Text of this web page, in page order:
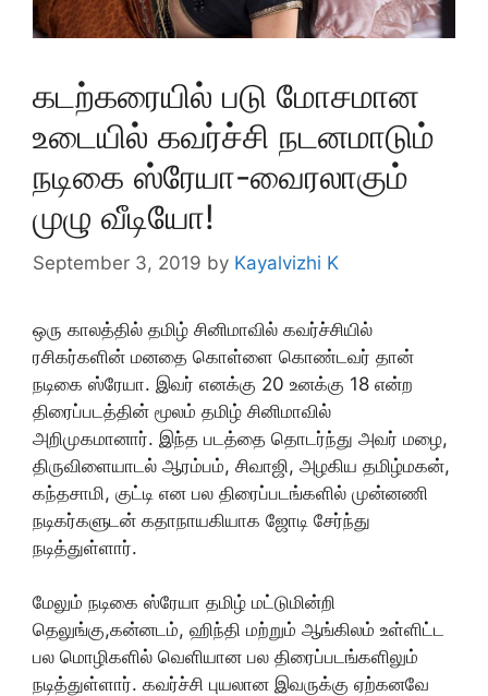
கடற்கரையில் படு மோசமான
உடையில் கவர்ச்சி நடனமாடும்
நடிகை ஸ்ரேயா-வைரலாகும்
முழு வீடியோ!
September 3, 2019 by Kayalvizhi K
ஒரு காலத்தில் தமிழ் சினிமாவில் கவர்ச்சியில்
ரசிகர்களின் மனதை கொள்ளை கொண்டவர் தான்
நடிகை ஸ்ரேயா. இவர் எனக்கு 20 உனக்கு 18 என்ற
திரைப்படத்தின் மூலம் தமிழ் சினிமாவில்
அறிமுகமானார். இந்த படத்தை தொடர்ந்து அவர் மழை,
திருவிளையாடல் ஆரம்பம், சிவாஜி, அழகிய தமிழ்மகன்,
கந்தசாமி, குட்டி என பல திரைப்படங்களில் முன்னணி
நடிகர்களுடன் கதாநாயகியாக ஜோடி சேர்ந்து
நடித்துள்ளார்.
மேலும் நடிகை ஸ்ரேயா தமிழ் மட்டுமின்றி
தெலுங்கு,கன்னடம், ஹிந்தி மற்றும் ஆங்கிலம் உள்ளிட்ட
பல மொழிகளில் வெளியான பல திரைப்படங்களிலும்
நடித்துள்ளார். கவர்ச்சி புயலான இவருக்கு ஏற்கனவே